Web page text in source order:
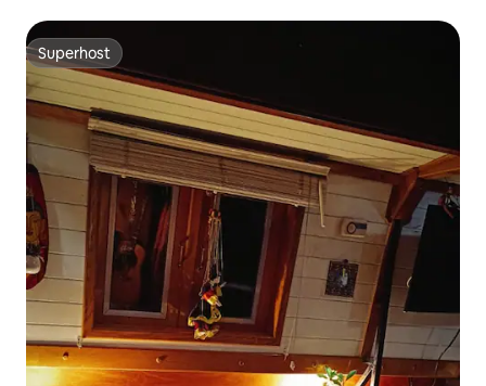
Superhost
Superhost